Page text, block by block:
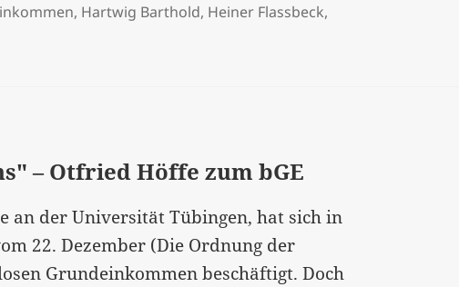
, Hartwig Barthold, Heiner Flassbeck,
– Otfried Höffe zum bGE
an der Universität Tübingen, hat sich in
22. Dezember (Die Ordnung der
Grundeinkommen beschäftigt. Doch